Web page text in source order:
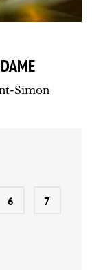
Simon
6 7